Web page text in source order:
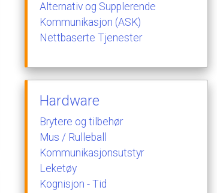
Alternativ og Supplerende
Kommunikasjon (ASK)
Nettbaserte Tjenester
Hardware
Brytere og tilbehør
Mus / Rulleball
Kommunikasjonsutstyr
Leketøy
Kognisjon - Tid